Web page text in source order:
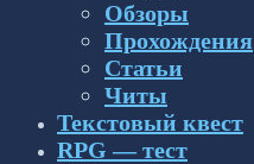
Обзоры
Прохождения
Статьи
Читы
Текстовый квест
RPG — тест